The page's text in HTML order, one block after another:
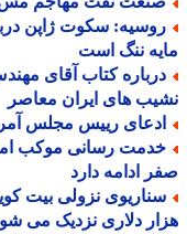
سکوت ژاپن درباره
ننگ است
کتاب آقای
های ایران معاصر
رییس مجلس آمریکا
ادامه دارد
دلاری نزدیک می شود؟